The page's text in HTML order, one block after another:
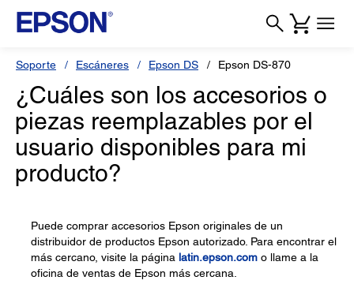
Soporte Escáneres Epson DS Epson DS-870
¿Cuáles son los accesorios o
piezas reemplazables por el
usuario disponibles para mi
producto?
Puede comprar accesorios Epson originales de un
distribuidor de productos Epson autorizado. Para encontrar el
más cercano, visite la página latin.epson.com o llame a la
oficina de ventas de Epson más cercana.